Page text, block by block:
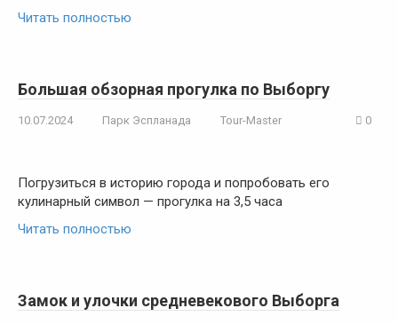
Читать полностью
Большая обзорная прогулка по Выборгу
10.07.2024 Парк Эспланада Tour-Master 0
Погрузиться в историю города и попробовать его
кулинарный символ — прогулка на 3,5 часа
Читать полностью
Замок и улочки средневекового Выборга